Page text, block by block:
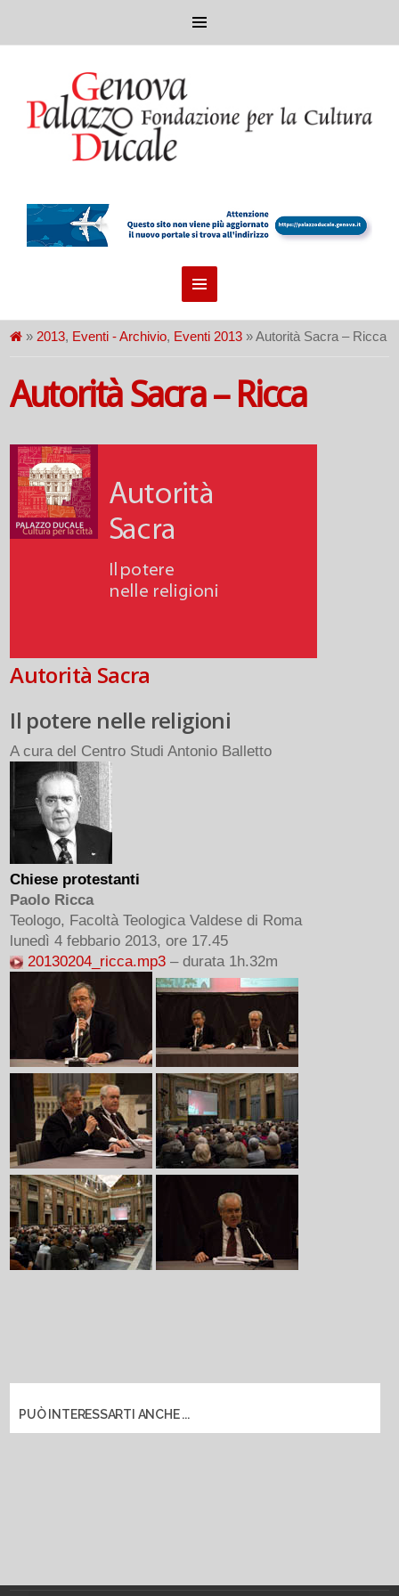
» 2013, Eventi - Archivio, Eventi 2013 » Autorità Sacra – Ricca
Autorità Sacra – Ricca
Autorità Sacra
Il potere nelle religioni
A cura del Centro Studi Antonio Balletto
Chiese protestanti
Paolo Ricca
Teologo, Facoltà Teologica Valdese di Roma
lunedì 4 febbario 2013, ore 17.45
20130204_ricca.mp3 – durata 1h.32m
PUÒ INTERESSARTI ANCHE ...